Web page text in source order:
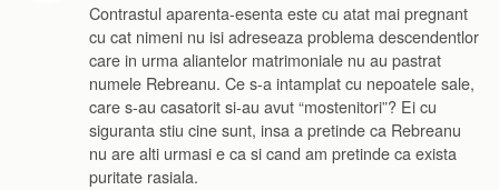
Contrastul aparenta-esenta este cu atat mai pregnant
cu cat nimeni nu isi adreseaza problema descendentlor
care in urma aliantelor matrimoniale nu au pastrat
numele Rebreanu. Ce s-a intamplat cu nepoatele sale,
care s-au casatorit si-au avut “mostenitori”? Ei cu
siguranta stiu cine sunt, insa a pretinde ca Rebreanu
nu are alti urmasi e ca si cand am pretinde ca exista
puritate rasiala.